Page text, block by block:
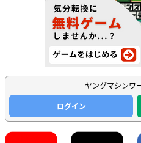
ヤングマシンワ
ログイン